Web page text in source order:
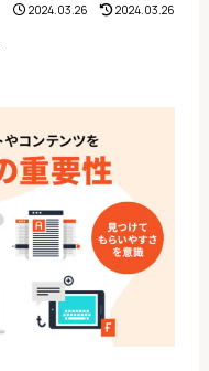
2024.03.26 2024.03.26